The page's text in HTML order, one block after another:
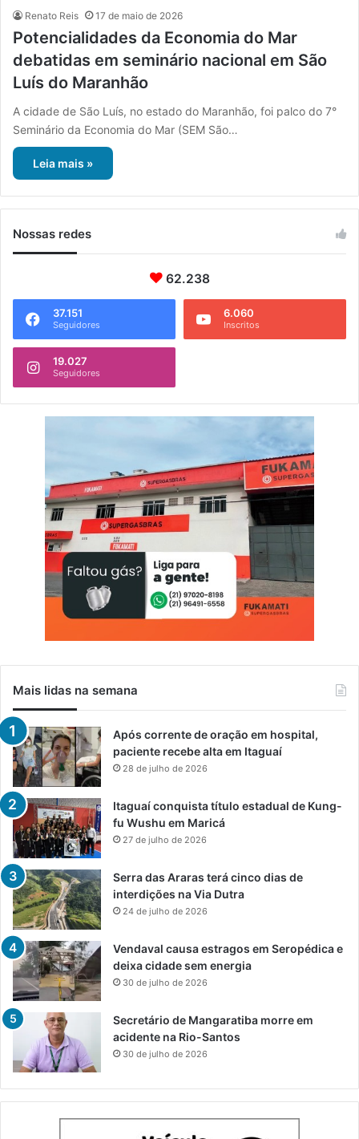
Renato Reis 17 de maio de 2026
Potencialidades da Economia do Mar
debatidas em seminário nacional em São
Luís do Maranhão
A cidade de São Luís, no estado do Maranhão, foi palco do 7°
Seminário da Economia do Mar (SEM São…
Leia mais »
Nossas redes
62.238
37.151
Seguidores
6.060
Inscritos
19.027
Seguidores
Mais lidas na semana
Após corrente de oração em hospital,
paciente recebe alta em Itaguaí
28 de julho de 2026
Itaguaí conquista título estadual de Kung-
fu Wushu em Maricá
27 de julho de 2026
Serra das Araras terá cinco dias de
interdições na Via Dutra
24 de julho de 2026
Vendaval causa estragos em Seropédica e
deixa cidade sem energia
30 de julho de 2026
Secretário de Mangaratiba morre em
acidente na Rio-Santos
30 de julho de 2026